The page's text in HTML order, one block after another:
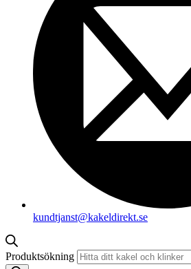
kundtjanst@kakeldirekt.se
Produktsökning